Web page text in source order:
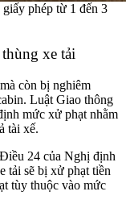
phép từ 1 đến 3
xe tải
còn bị nghiêm
Luật Giao thông
mức xử phạt nhằm
tài xế.
24 của Nghị định
tải sẽ bị xử phạt tiền
tùy thuộc vào mức